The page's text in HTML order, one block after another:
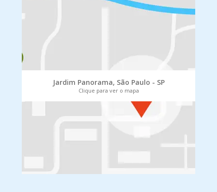
Jardim Panorama, São Paulo - SP
Clique para ver o mapa